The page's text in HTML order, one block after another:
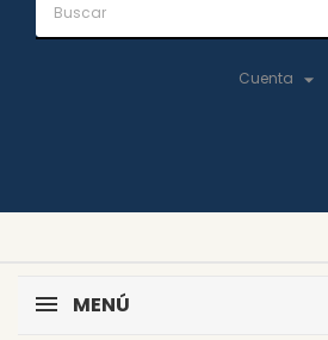
Cuenta 
MENÚ